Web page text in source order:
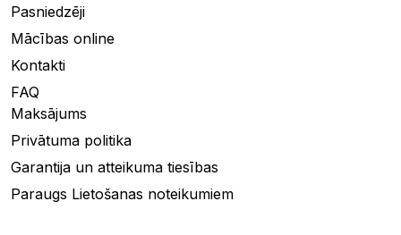
Pasniedzēji
Mācības online
Kontakti
FAQ
Maksājums
Privātuma politika
Garantija un atteikuma tiesības
Paraugs Lietošanas noteikumiem